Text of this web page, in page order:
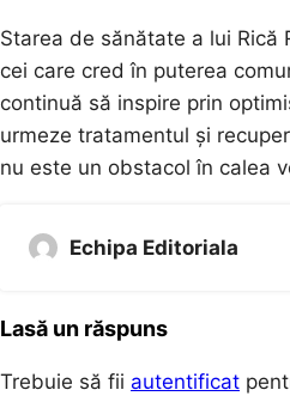
Starea de sănătate a lui
cei care cred în puterea
continuă să inspire prin
urmeze tratamentul și
nu este un obstacol în calea
Echipa Editoriala
Lasă un răspuns
Trebuie să fii autentificat